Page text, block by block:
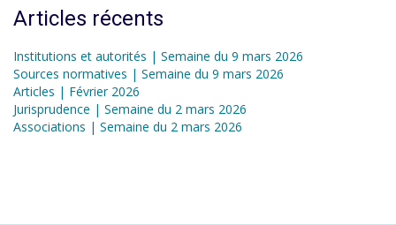
Articles récents
Institutions et autorités | Semaine du 9 mars 2026
Sources normatives | Semaine du 9 mars 2026
Articles | Février 2026
Jurisprudence | Semaine du 2 mars 2026
Associations | Semaine du 2 mars 2026